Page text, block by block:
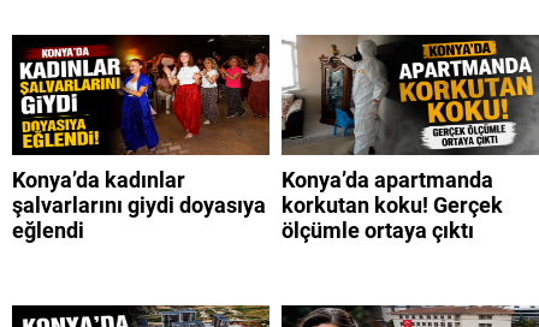
Konya’da kadınlar
şalvarlarını giydi doyasıya
eğlendi
Konya’da apartmanda
korkutan koku! Gerçek
ölçümle ortaya çıktı